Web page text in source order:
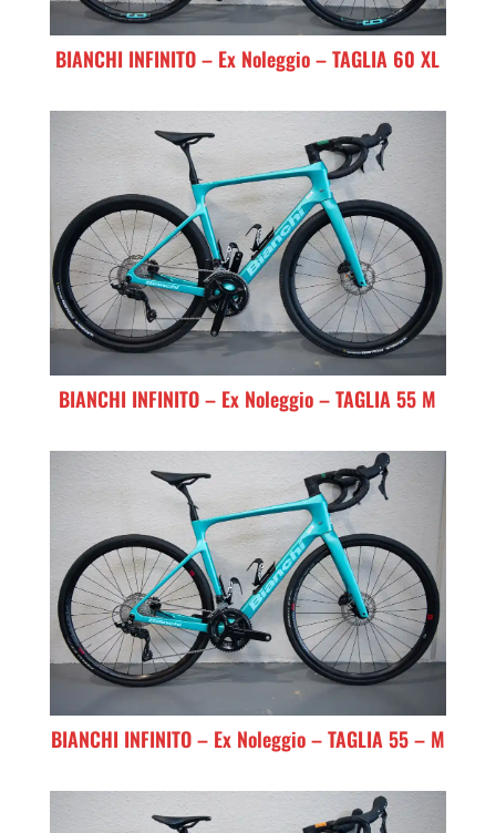
BIANCHI INFINITO – Ex Noleggio – TAGLIA 60 XL
BIANCHI INFINITO – Ex Noleggio – TAGLIA 55 M
BIANCHI INFINITO – Ex Noleggio – TAGLIA 55 – M